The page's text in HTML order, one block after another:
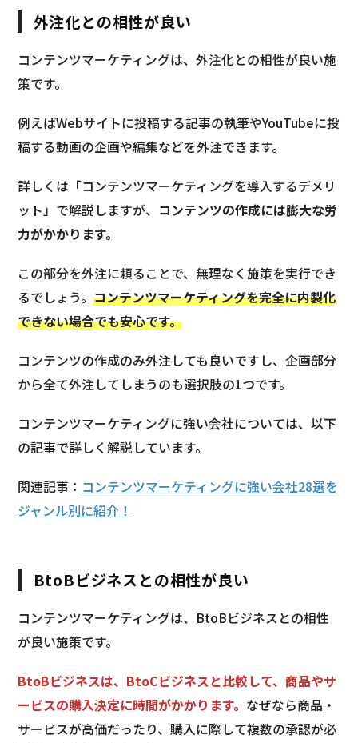
外注化との相性が良い
コンテンツマーケティングは、外注化との相性が良い施
策です。
例えばWebサイトに投稿する記事の執筆やYouTubeに投
稿する動画の企画や編集などを外注できます。
詳しくは「コンテンツマーケティングを導入するデメリ
ット」で解説しますが、 コンテンツの作成には膨大な労
力がかかります。
この部分を外注に頼ることで、無理なく施策を実行でき
るでしょう。コンテンツマーケティングを完全に内製化
できない場合でも安心です。
コンテンツの作成のみ外注しても良いですし、企画部分
から全て外注してしまうのも選択肢の1つです。
コンテンツマーケティングに強い会社については、以下
の記事で詳しく解説しています。
関連記事： コンテンツマーケティングに強い会社28選を
ジャンル別に紹介！
BtoBビジネスとの相性が良い
コンテンツマーケティングは、BtoBビジネスとの相性
が良い施策です。
BtoBビジネスは、BtoCビジネスと比較して、商品やサ
ービスの購入決定に時間がかかります。 なぜなら商品・
サービスが高価だったり、購入に際して複数の承認が必